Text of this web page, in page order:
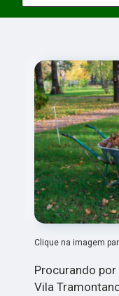
Clique na imagem
Procurando
Vila